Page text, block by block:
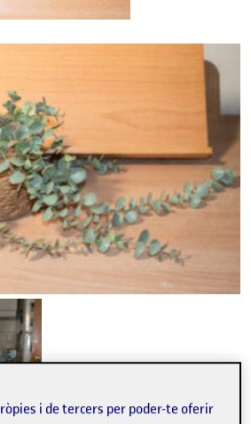
i de tercers per poder-te oferir